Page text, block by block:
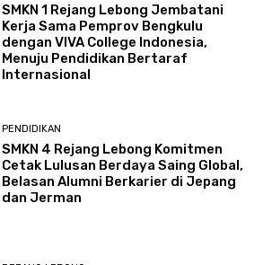
SMKN 1 Rejang Lebong Jembatani
Kerja Sama Pemprov Bengkulu
dengan VIVA College Indonesia,
Menuju Pendidikan Bertaraf
Internasional
PENDIDIKAN
SMKN 4 Rejang Lebong Komitmen
Cetak Lulusan Berdaya Saing Global,
Belasan Alumni Berkarier di Jepang
dan Jerman